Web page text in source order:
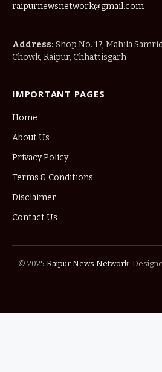
raipurnewsnetwork@gmail.com
Address: Shop No. 17, Mahila
Chowk, Raipur, Chhattisgarh
IMPORTANT PAGES
Home
About Us
Privacy Policy
Terms & Conditions
Disclaimer
Contact Us
© 2025 Raipur News Network.